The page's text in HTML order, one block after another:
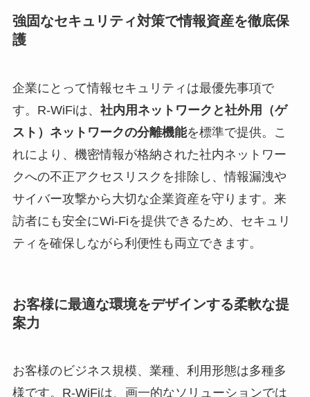
強固なセキュリティ対策で情報資産を徹底保
護
企業にとって情報セキュリティは最優先事項で
す。R-WiFiは、 社内用ネットワークと社外用（ゲ
スト）ネットワークの分離機能を標準で提供。こ
れにより、機密情報が格納された社内ネットワー
クへの不正アクセスリスクを排除し、情報漏洩や
サイバー攻撃から大切な企業資産を守ります。来
訪者にも安全にWi-Fiを提供できるため、セキュリ
ティを確保しながら利便性も両立できます。
お客様に最適な環境をデザインする柔軟な提
案力
お客様のビジネス規模、業種、利用形態は多種多
様です。R-WiFiは、画一的なソリューションでは